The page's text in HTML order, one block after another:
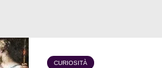
CURIOSITÀ